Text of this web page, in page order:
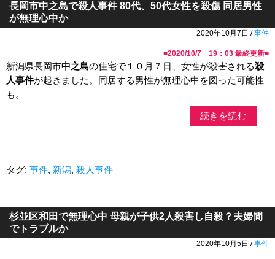
長岡市中之島で殺人事件 80代、50代女性を殺傷 同居男性
が無理心中か
2020年10月7日 /事件
■2020/10/7 19：03 最終更新■
新潟県長岡市中之島の住宅で１０月７日、女性が殺害される殺
人事件が起きました。同居する男性が無理心中を図った可能性
も。
続きを読む
タグ: 事件, 新潟, 殺人事件
杉並区和田で無理心中 母親が子供2人殺害し自殺？夫婦間
でトラブルか
2020年10月5日 /事件